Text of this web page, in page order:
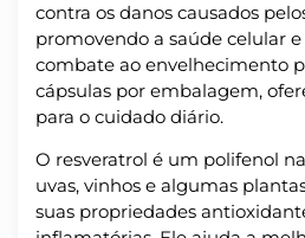
contra os danos causados
promovendo a saúde celular
combate ao envelhecimento
cápsulas por embalagem,
para o cuidado diário.
O resveratrol é um polifenol
uvas, vinhos e algumas
suas propriedades